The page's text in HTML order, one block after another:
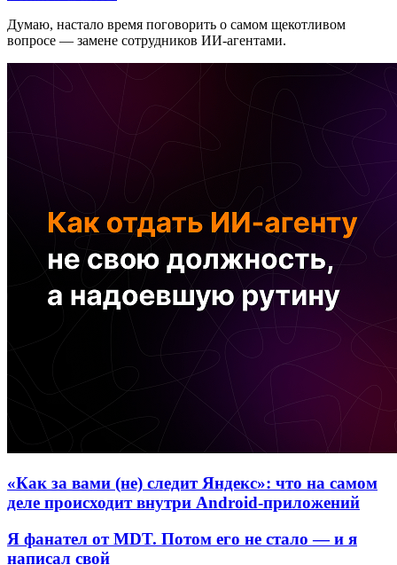
Думаю, настало время поговорить о самом щекотливом
вопросе — замене сотрудников ИИ-агентами.
«Как за вами (не) следит Яндекс»: что на самом
деле происходит внутри Android-приложений
Я фанател от MDT. Потом его не стало — и я
написал свой